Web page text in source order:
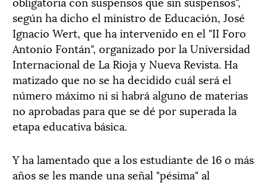
según ha dicho el ministro de Educación, José
Ignacio Wert, que ha intervenido en el "II Foro
Antonio Fontán", organizado por la Universidad
Internacional de La Rioja y Nueva Revista. Ha
matizado que no se ha decidido cuál será el
número máximo ni si habrá alguno de materias
no aprobadas para que se dé por superada la
etapa educativa básica.
Y ha lamentado que a los estudiante de 16 o más
años se les mande una señal "pésima" al